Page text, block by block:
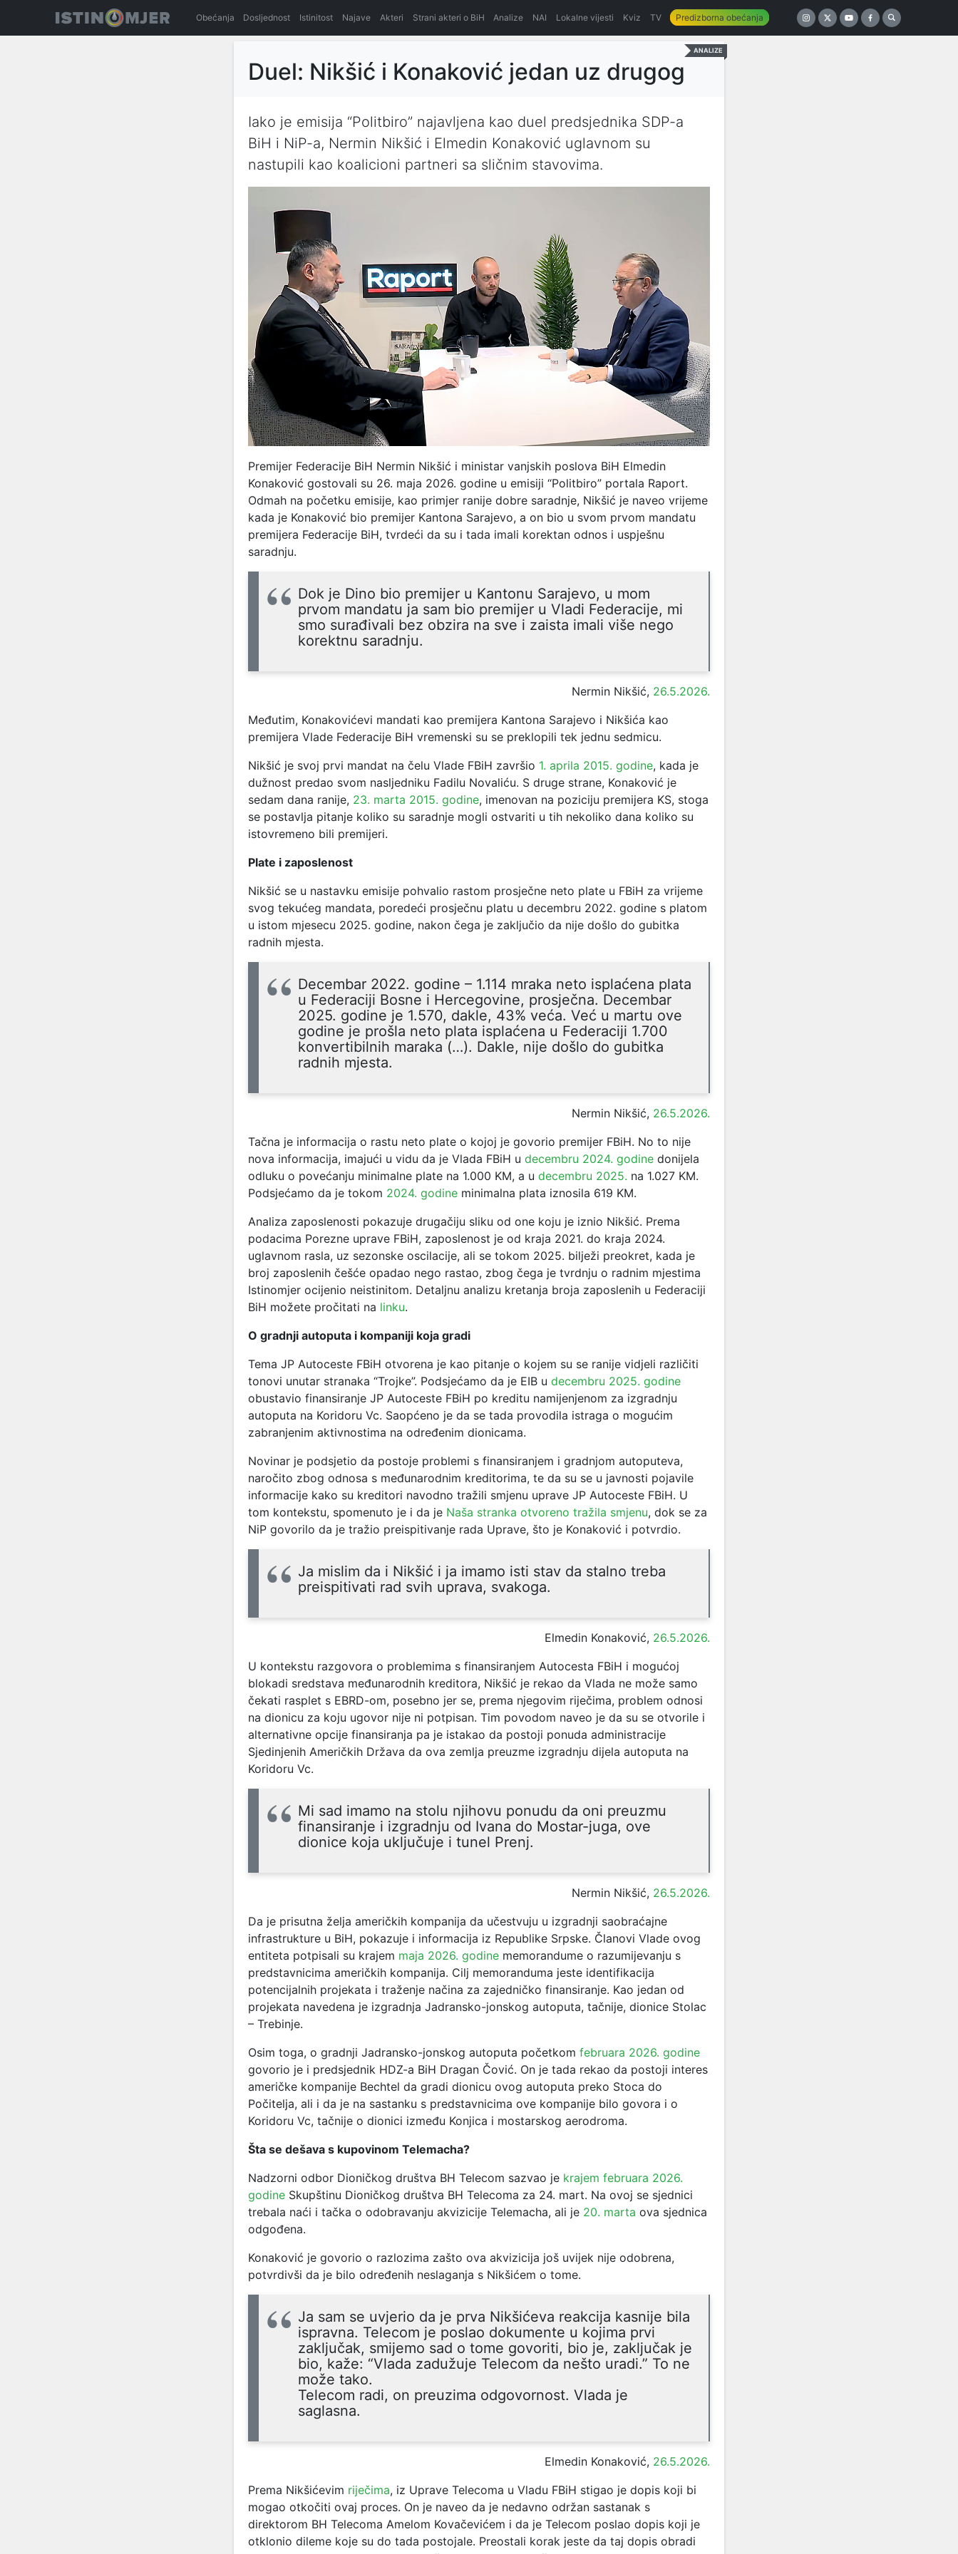
Obećanja Dosljednost Istinitost Najave Akteri Strani akteri o BiH Analize NAI Lokalne vijesti Kviz TV Predizborna obećanja
ANALIZE
Duel: Nikšić i Konaković jedan uz drugog
Iako je emisija “Politbiro” najavljena kao duel predsjednika SDP-a
BiH i NiP-a, Nermin Nikšić i Elmedin Konaković uglavnom su
nastupili kao koalicioni partneri sa sličnim stavovima.
Premijer Federacije BiH Nermin Nikšić i ministar vanjskih poslova BiH Elmedin
Konaković gostovali su 26. maja 2026. godine u emisiji “Politbiro” portala Raport.
Odmah na početku emisije, kao primjer ranije dobre saradnje, Nikšić je naveo vrijeme
kada je Konaković bio premijer Kantona Sarajevo, a on bio u svom prvom mandatu
premijera Federacije BiH, tvrdeći da su i tada imali korektan odnos i uspješnu
saradnju.
Dok je Dino bio premijer u Kantonu Sarajevo, u mom
prvom mandatu ja sam bio premijer u Vladi Federacije, mi
smo surađivali bez obzira na sve i zaista imali više nego
korektnu saradnju.
Nermin Nikšić, 26.5.2026.
Međutim, Konakovićevi mandati kao premijera Kantona Sarajevo i Nikšića kao
premijera Vlade Federacije BiH vremenski su se preklopili tek jednu sedmicu.
Nikšić je svoj prvi mandat na čelu Vlade FBiH završio 1. aprila 2015. godine, kada je
dužnost predao svom nasljedniku Fadilu Novaliću. S druge strane, Konaković je
sedam dana ranije, 23. marta 2015. godine, imenovan na poziciju premijera KS, stoga
se postavlja pitanje koliko su saradnje mogli ostvariti u tih nekoliko dana koliko su
istovremeno bili premijeri.
Plate i zaposlenost
Nikšić se u nastavku emisije pohvalio rastom prosječne neto plate u FBiH za vrijeme
svog tekućeg mandata, poredeći prosječnu platu u decembru 2022. godine s platom
u istom mjesecu 2025. godine, nakon čega je zaključio da nije došlo do gubitka
radnih mjesta.
Decembar 2022. godine – 1.114 mraka neto isplaćena plata
u Federaciji Bosne i Hercegovine, prosječna. Decembar
2025. godine je 1.570, dakle, 43% veća. Već u martu ove
godine je prošla neto plata isplaćena u Federaciji 1.700
konvertibilnih maraka (…). Dakle, nije došlo do gubitka
radnih mjesta.
Nermin Nikšić, 26.5.2026.
Tačna je informacija o rastu neto plate o kojoj je govorio premijer FBiH. No to nije
nova informacija, imajući u vidu da je Vlada FBiH u decembru 2024. godine donijela
odluku o povećanju minimalne plate na 1.000 KM, a u decembru 2025. na 1.027 KM.
Podsjećamo da je tokom 2024. godine minimalna plata iznosila 619 KM.
Analiza zaposlenosti pokazuje drugačiju sliku od one koju je iznio Nikšić. Prema
podacima Porezne uprave FBiH, zaposlenost je od kraja 2021. do kraja 2024.
uglavnom rasla, uz sezonske oscilacije, ali se tokom 2025. bilježi preokret, kada je
broj zaposlenih češće opadao nego rastao, zbog čega je tvrdnju o radnim mjestima
Istinomjer ocijenio neistinitom. Detaljnu analizu kretanja broja zaposlenih u Federaciji
BiH možete pročitati na linku.
O gradnji autoputa i kompaniji koja gradi
Tema JP Autoceste FBiH otvorena je kao pitanje o kojem su se ranije vidjeli različiti
tonovi unutar stranaka “Trojke”. Podsjećamo da je EIB u decembru 2025. godine
obustavio finansiranje JP Autoceste FBiH po kreditu namijenjenom za izgradnju
autoputa na Koridoru Vc. Saopćeno je da se tada provodila istraga o mogućim
zabranjenim aktivnostima na određenim dionicama.
Novinar je podsjetio da postoje problemi s finansiranjem i gradnjom autoputeva,
naročito zbog odnosa s međunarodnim kreditorima, te da su se u javnosti pojavile
informacije kako su kreditori navodno tražili smjenu uprave JP Autoceste FBiH. U
tom kontekstu, spomenuto je i da je Naša stranka otvoreno tražila smjenu, dok se za
NiP govorilo da je tražio preispitivanje rada Uprave, što je Konaković i potvrdio.
Ja mislim da i Nikšić i ja imamo isti stav da stalno treba
preispitivati rad svih uprava, svakoga.
Elmedin Konaković, 26.5.2026.
U kontekstu razgovora o problemima s finansiranjem Autocesta FBiH i mogućoj
blokadi sredstava međunarodnih kreditora, Nikšić je rekao da Vlada ne može samo
čekati rasplet s EBRD-om, posebno jer se, prema njegovim riječima, problem odnosi
na dionicu za koju ugovor nije ni potpisan. Tim povodom naveo je da su se otvorile i
alternativne opcije finansiranja pa je istakao da postoji ponuda administracije
Sjedinjenih Američkih Država da ova zemlja preuzme izgradnju dijela autoputa na
Koridoru Vc.
Mi sad imamo na stolu njihovu ponudu da oni preuzmu
finansiranje i izgradnju od Ivana do Mostar-juga, ove
dionice koja uključuje i tunel Prenj.
Nermin Nikšić, 26.5.2026.
Da je prisutna želja američkih kompanija da učestvuju u izgradnji saobraćajne
infrastrukture u BiH, pokazuje i informacija iz Republike Srpske. Članovi Vlade ovog
entiteta potpisali su krajem maja 2026. godine memorandume o razumijevanju s
predstavnicima američkih kompanija. Cilj memoranduma jeste identifikacija
potencijalnih projekata i traženje načina za zajedničko finansiranje. Kao jedan od
projekata navedena je izgradnja Jadransko-jonskog autoputa, tačnije, dionice Stolac
– Trebinje.
Osim toga, o gradnji Jadransko-jonskog autoputa početkom februara 2026. godine
govorio je i predsjednik HDZ-a BiH Dragan Čović. On je tada rekao da postoji interes
američke kompanije Bechtel da gradi dionicu ovog autoputa preko Stoca do
Počitelja, ali i da je na sastanku s predstavnicima ove kompanije bilo govora i o
Koridoru Vc, tačnije o dionici između Konjica i mostarskog aerodroma.
Šta se dešava s kupovinom Telemacha?
Nadzorni odbor Dioničkog društva BH Telecom sazvao je krajem februara 2026.
godine Skupštinu Dioničkog društva BH Telecoma za 24. mart. Na ovoj se sjednici
trebala naći i tačka o odobravanju akvizicije Telemacha, ali je 20. marta ova sjednica
odgođena.
Konaković je govorio o razlozima zašto ova akvizicija još uvijek nije odobrena,
potvrdivši da je bilo određenih neslaganja s Nikšićem o tome.
Ja sam se uvjerio da je prva Nikšićeva reakcija kasnije bila
ispravna. Telecom je poslao dokumente u kojima prvi
zaključak, smijemo sad o tome govoriti, bio je, zaključak je
bio, kaže: “Vlada zadužuje Telecom da nešto uradi.” To ne
može tako.
Telecom radi, on preuzima odgovornost. Vlada je
saglasna.
Elmedin Konaković, 26.5.2026.
Prema Nikšićevim riječima, iz Uprave Telecoma u Vladu FBiH stigao je dopis koji bi
mogao otkočiti ovaj proces. On je naveo da je nedavno održan sastanak s
direktorom BH Telecoma Amelom Kovačevićem i da je Telecom poslao dopis koji je
otklonio dileme koje su do tada postojale. Preostali korak jeste da taj dopis obradi